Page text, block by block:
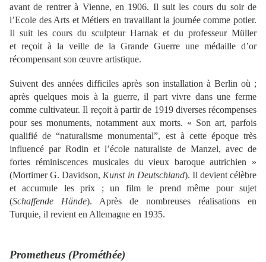
avant de rentrer à Vienne, en 1906. Il suit les cours du soir de
l’Ecole des Arts et Métiers en travaillant la journée comme potier.
Il suit les cours du sculpteurHarnak et du professeur Müller
et reçoit à la veille de la Grande Guerre une médaille d’or
récompensant son œuvre artistique.
Suivent des années difficiles après son installation à Berlin où ;
après quelques mois à la guerre, il part vivre dans une ferme
comme cultivateur. Il reçoit à partir de 1919 diverses récompenses
pour ses monuments, notamment aux morts. « Son art, parfois
qualifié de “naturalisme monumental”, est à cette époque très
influencé par Rodin et l’école naturaliste de Manzel, avec de
fortes réminiscences musicales du vieux baroque autrichien »
(Mortimer G. Davidson, Kunst in Deutschland). Il devient célèbre
et accumule les prix ; un film le prend même pour sujet
(Schaffende Hände). Après de nombreuses réalisations en
Turquie, il revient en Allemagne en 1935.
Prometheus (Prométhée)